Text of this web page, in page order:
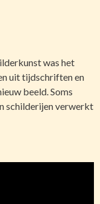
was het
uit tijdschriften en
beeld. Soms
schilderijen verwerkt